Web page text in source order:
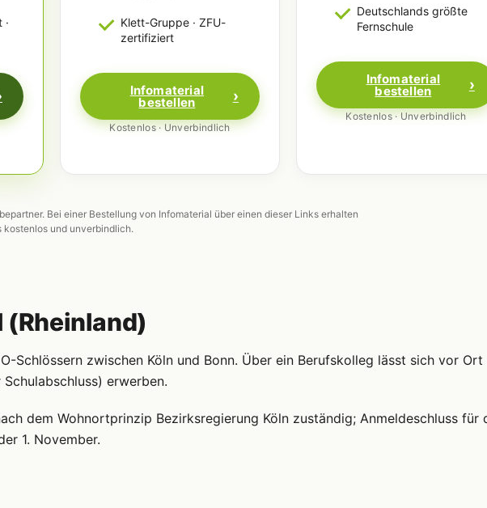
Klett-Gruppe · ZFU-
zertifiziert
Infomaterial
bestellen
Kostenlos · Unverbindlich
Deutschlands größte
Fernschule
Infomaterial
bestellen
Kostenlos · Unverbindlich
Bei einer Bestellung von Infomaterial über einen dieser Links erhalten
und unverbindlich.
(Rheinland)
Schlössern zwischen Köln und Bonn. Über ein Berufskolleg lässt sich vor Ort
erwerben.
dem Wohnortprinzip Bezirksregierung Köln zuständig; Anmeldeschluss für
1. November.